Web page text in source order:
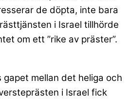
de döpta, inte bara
i Israel tillhörde
om ett ”rike av präster”.
mellan det heliga och
i Israel fick